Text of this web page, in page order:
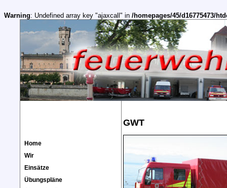
Warning: Undefined array key "ajaxcall" in /homepages/45/d16775473/
Home
Wir
Einsätze
Übungspläne
GWT